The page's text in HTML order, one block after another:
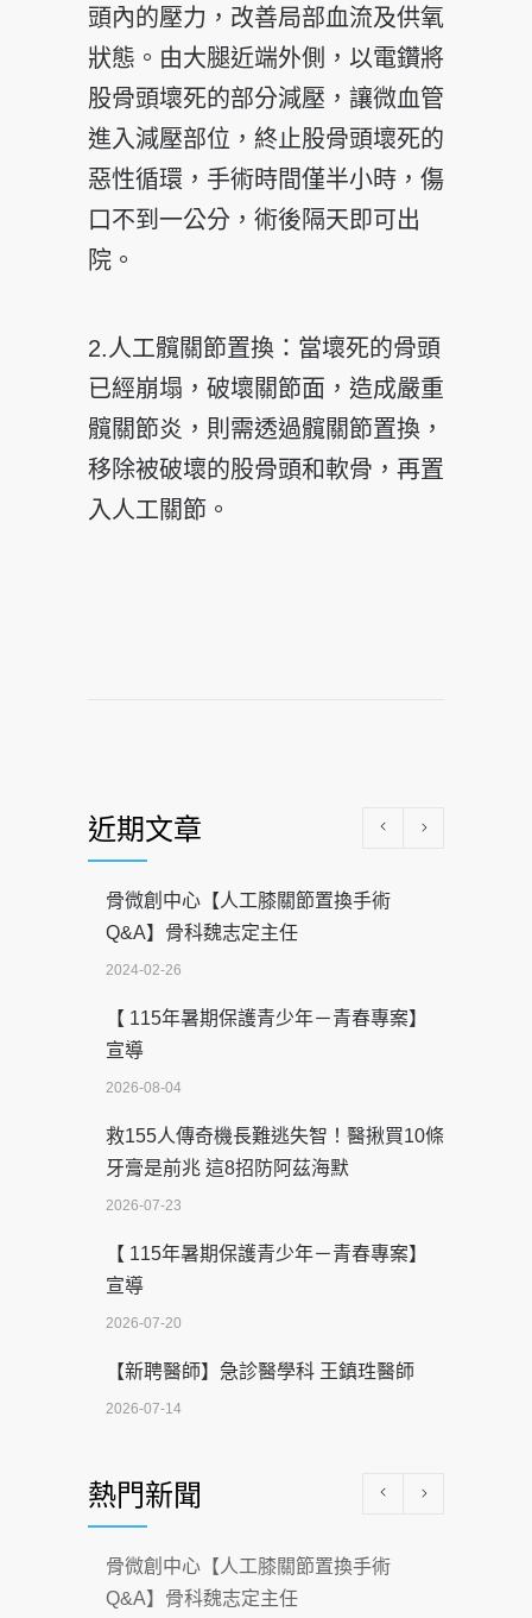
頭內的壓力，改善局部血流及供氧
狀態。由大腿近端外側，以電鑽將
股骨頭壞死的部分減壓，讓微血管
進入減壓部位，終止股骨頭壞死的
惡性循環，手術時間僅半小時，傷
口不到一公分，術後隔天即可出
院。
2.人工髖關節置換：當壞死的骨頭
已經崩塌，破壞關節面，造成嚴重
髖關節炎，則需透過髖關節置換，
移除被破壞的股骨頭和軟骨，再置
入人工關節。
近期文章
骨微創中心【人工膝關節置換手術
Q&A】骨科魏志定主任
2024-02-26
【 115年暑期保護青少年－青春專案】
宣導
2026-08-04
救155人傳奇機長難逃失智！醫揪買10條
牙膏是前兆 這8招防阿茲海默
2026-07-23
【 115年暑期保護青少年－青春專案】
宣導
2026-07-20
【新聘醫師】急診醫學科 王鎮珄醫師
2026-07-14
科能量
2026-07-08
沒菸酒也瀕臨洗腎？65歲男靠「這習
慣」逆轉腎功能 醫揭3招救命
熱門新聞
骨微創中心【人工膝關節置換手術
Q&A】骨科魏志定主任